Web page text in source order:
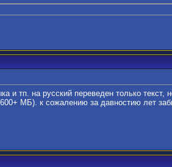
тп. на русский переведен только текст,
МБ). к сожалению за давностию лет